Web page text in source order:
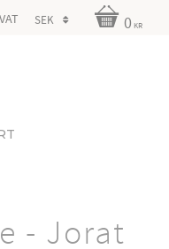
0 KR
- Jorat